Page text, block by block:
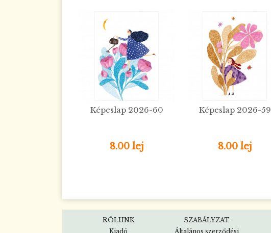
Képeslap 2026-60
8.00 lej
Képeslap 2026-59
8.00 lej
RÓLUNK SZABÁLYZAT
Kiadó Általános szerződési